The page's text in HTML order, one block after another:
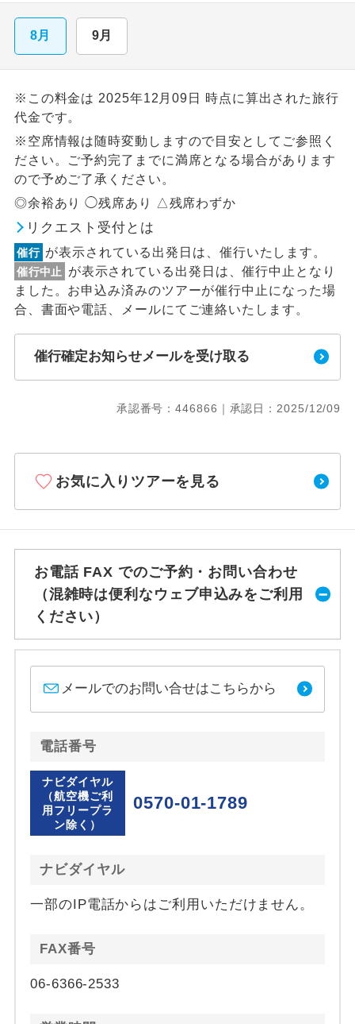
8月 9月
※この料金は 2025年12月09日 時点に算出された旅行
代金です。
※空席情報は随時変動しますので目安としてご参照く
ださい。ご予約完了までに満席となる場合があります
ので予めご了承ください。
◎余裕あり ◯残席あり △残席わずか
リクエスト受付とは
催行 が表示されている出発日は、催行いたします。
催行中止
が表示されている出発日は、催行中止となり
ました。お申込み済みのツアーが催行中止になった場
合、書面や電話、メールにてご連絡いたします。
催行確定お知らせメールを受け取る
承認番号：446866｜承認日：2025/12/09
お気に入りツアーを見る
お電話 FAX でのご予約・お問い合わせ
（混雑時は便利なウェブ申込みをご利用
ください）
メールでのお問い合せはこちらから
電話番号
ナビダイヤル
（航空機ご利
用フリープラ
ン除く）
0570-01-1789
ナビダイヤル
一部のIP電話からはご利用いただけません。
FAX番号
06-6366-2533